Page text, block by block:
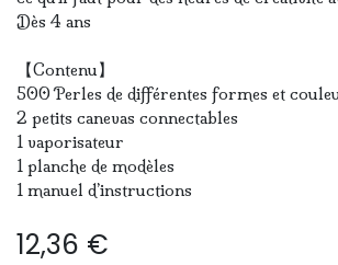
Dès 4 ans
【Contenu】
500 Perles de différentes formes et
2 petits canevas connectables
1 vaporisateur
1 planche de modèles
1 manuel d’instructions
12,36 €